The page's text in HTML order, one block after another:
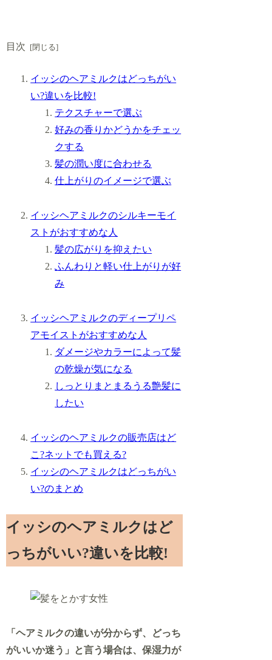
目次
イッシのヘアミルクはどっちがい
い?違いを比較!
テクスチャーで選ぶ
好みの香りかどうかをチェッ
クする
髪の潤い度に合わせる
仕上がりのイメージで選ぶ
イッシヘアミルクのシルキーモイ
ストがおすすめな人
髪の広がりを抑えたい
ふんわりと軽い仕上がりが好
み
イッシヘアミルクのディープリペ
アモイストがおすすめな人
ダメージやカラーによって髪
の乾燥が気になる
しっとりまとまるうる艶髪に
したい
イッシのヘアミルクの販売店はど
こ?ネットでも買える?
イッシのヘアミルクはどっちがい
い?のまとめ
イッシのヘアミルクはど
っちがいい?違いを比較!
「ヘアミルクの違いが分からず、どっち
がいいか迷う」と言う場合は、保湿力が